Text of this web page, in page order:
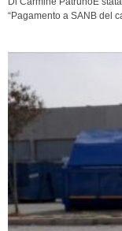
“Pagamento a SANB del